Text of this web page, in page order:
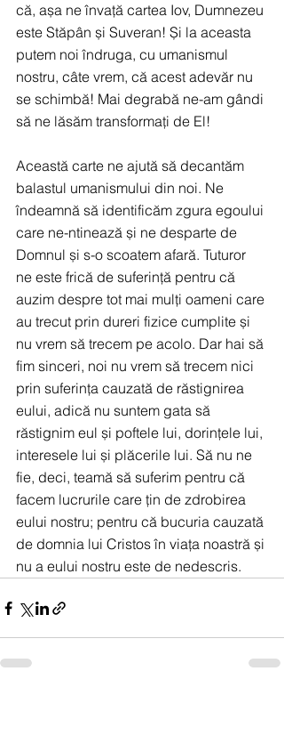
că, așa ne învață cartea Iov, Dumnezeu
este Stăpân și Suveran! Și la aceasta
putem noi îndruga, cu umanismul
nostru, câte vrem, că acest adevăr nu
se schimbă! Mai degrabă ne-am gândi
să ne lăsăm transformați de El!
Această carte ne ajută să decantăm
balastul umanismului din noi. Ne
îndeamnă să identificăm zgura egoului
care ne-ntinează și ne desparte de
Domnul și s-o scoatem afară. Tuturor
ne este frică de suferință pentru că
auzim despre tot mai mulți oameni care
au trecut prin dureri fizice cumplite și
nu vrem să trecem pe acolo. Dar hai să
fim sinceri, noi nu vrem să trecem nici
prin suferința cauzată de răstignirea
eului, adică nu suntem gata să
răstignim eul și poftele lui, dorințele lui,
interesele lui și plăcerile lui. Să nu ne
fie, deci, teamă să suferim pentru că
facem lucrurile care țin de zdrobirea
eului nostru; pentru că bucuria cauzată
de domnia lui Cristos în viața noastră și
nu a eului nostru este de nedescris.